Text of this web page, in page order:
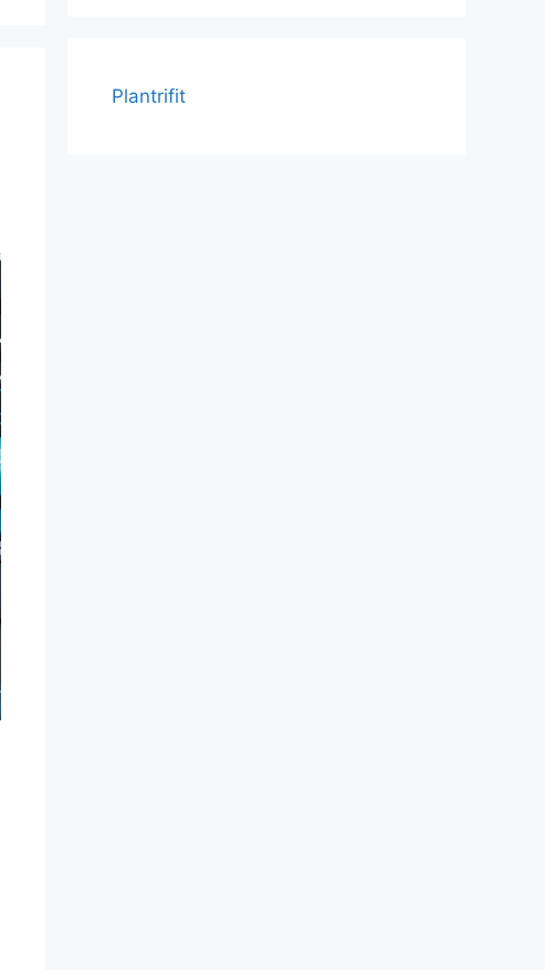
Plantrifit